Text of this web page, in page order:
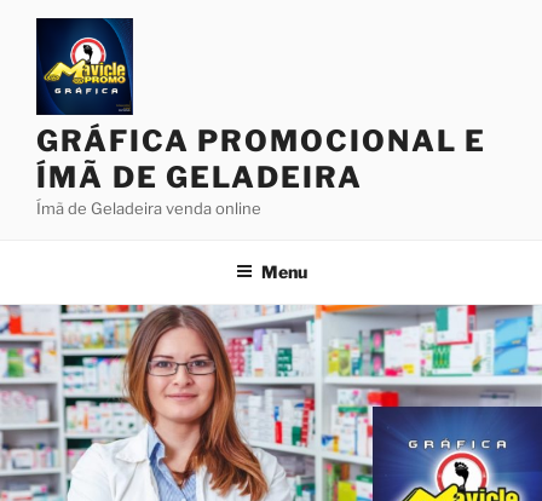
Pular
conteúdo
GRÁFICA PROMOCIONAL E
ÍMÃ DE GELADEIRA
Ímã de Geladeira venda online
Menu